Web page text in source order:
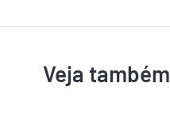
Veja também